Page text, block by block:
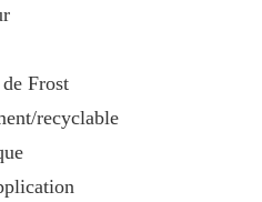
Frost
recyclable